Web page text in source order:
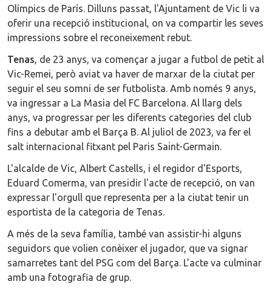
Olímpics de París. Dilluns passat, l'Ajuntament de Vic li va
oferir una recepció institucional, on va compartir les seves
impressions sobre el reconeixement rebut.
Tenas, de 23 anys, va començar a jugar a futbol de petit al
Vic-Remei, però aviat va haver de marxar de la ciutat per
seguir el seu somni de ser futbolista. Amb només 9 anys,
va ingressar a La Masia del FC Barcelona. Al llarg dels
anys, va progressar per les diferents categories del club
fins a debutar amb el Barça B. Al juliol de 2023, va fer el
salt internacional fitxant pel Paris Saint-Germain.
L'alcalde de Vic, Albert Castells, i el regidor d'Esports,
Eduard Comerma, van presidir l'acte de recepció, on van
expressar l'orgull que representa per a la ciutat tenir un
esportista de la categoria de Tenas.
A més de la seva família, també van assistir-hi alguns
seguidors que volien conèixer el jugador, que va signar
samarretes tant del PSG com del Barça. L’acte va culminar
amb una fotografia de grup.